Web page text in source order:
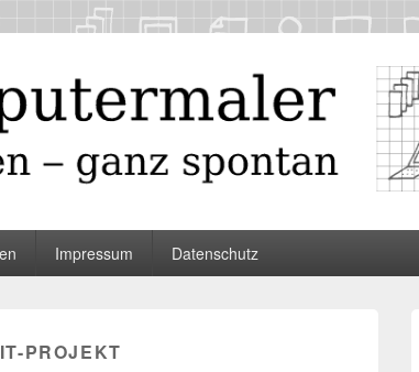
Impressum Datenschutz
IT-PROJEKT